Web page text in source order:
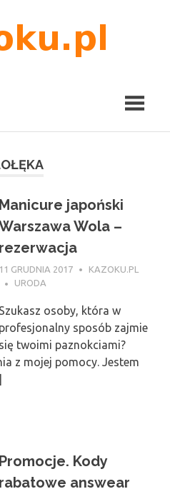
Manicure japoński
Wola –
rezerwacja
11 GRUDNIA 2017
KAZOKU.PL
URODA
Szukasz osoby, która w
profesjonalny sposób zajmie
się twoimi paznokciami?
z mojej pomocy. Jestem
Promocje. Kody
rabatowe answear